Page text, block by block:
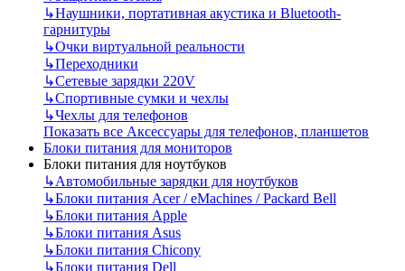
↳Наушники, портативная акустика и Bluetooth-
гарнитуры
↳Очки виртуальной реальности
↳Переходники
↳Сетевые зарядки 220V
↳Спортивные сумки и чехлы
↳Чехлы для телефонов
Показать все Аксессуары для телефонов, планшетов
Блоки питания для мониторов
Блоки питания для ноутбуков
↳Автомобильные зарядки для ноутбуков
↳Блоки питания Acer / eMachines / Packard Bell
↳Блоки питания Apple
↳Блоки питания Asus
↳Блоки питания Chicony
↳Блоки питания Dell